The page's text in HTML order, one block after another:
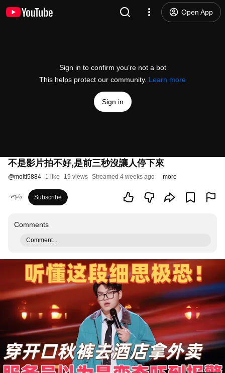
Open App
Sign in to confirm you’re not a bot
This helps protect our community. Learn more
Sign in
不是影片拍不好,是前三秒沒讓人停下來
@molti5884 1 like 19 views Streamed 4 weeks ago more
Subscribe
Comments
Comment...